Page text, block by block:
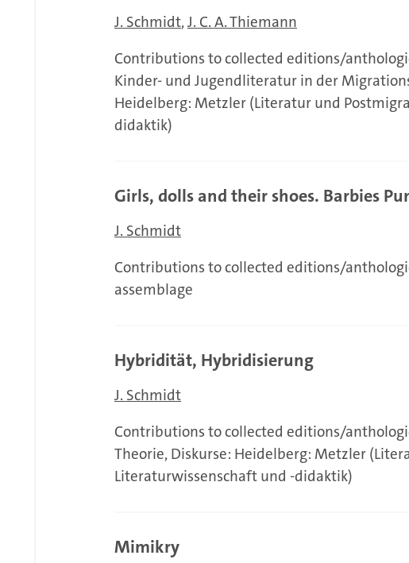
J. Schmidt J. C. A. Thiemann
Contributions to collected editions/
Kinder- und Jugendliteratur in der
Heidelberg: Metzler (Literatur und
didaktik)
Girls, dolls and their shoes. Barbies
J. Schmidt
Contributions to collected editions/
assemblage
Hybridität, Hybridisierung
J. Schmidt
Contributions to collected editions/
Theorie, Diskurse: Heidelberg: Metzler
Literaturwissenschaft und -didaktik)
Mimikry